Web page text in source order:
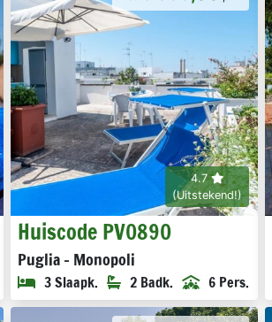
4.7
(Uitstekend!)
Huiscode PV0890
Puglia - Monopoli
3 Slaapk. 2 Badk. 6 Pers.